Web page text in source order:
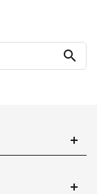
search